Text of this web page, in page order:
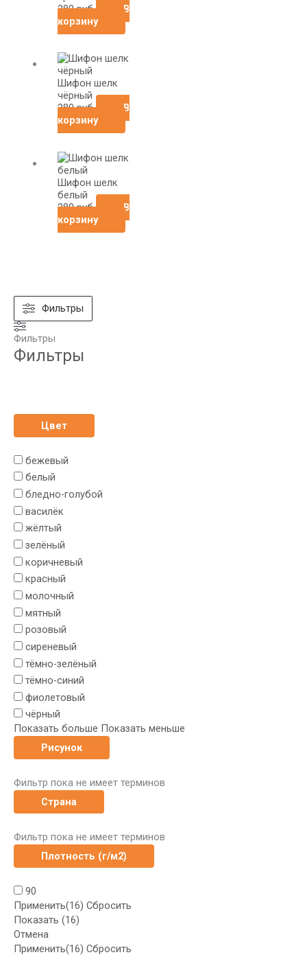
Фильтры
Фильтры
Фильтры
Цвет
бежевый
белый
бледно-голубой
василёк
жёлтый
зелёный
коричневый
красный
молочный
мятный
розовый
сиреневый
тёмно-зелёный
тёмно-синий
фиолетовый
чёрный
Показать больше Показать меньше
Рисунок
Фильтр пока не имеет терминов
Страна
Фильтр пока не имеет терминов
Плотность (г/м2)
90
Применить(16) Сбросить
Показать (16)
Отмена
Применить(16) Сбросить
280руб
В
корзину
Шифон шелк
чёрный
280руб
В
корзину
Шифон шелк
белый
280руб
В
корзину